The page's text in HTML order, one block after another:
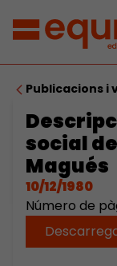
Publicacions i
social
Magués
10/12/1980
Número de